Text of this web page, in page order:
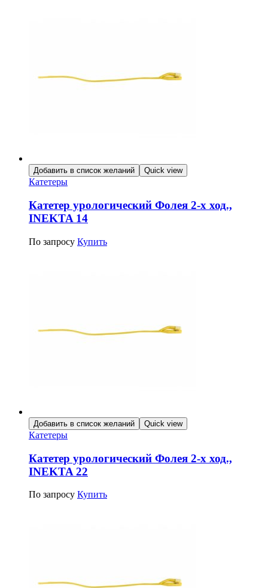
Добавить в список желаний Quick view
Катетеры
Катетер урологический Фолея 2-х ход.,
INEKTA 14
По запросу Купить
Добавить в список желаний Quick view
Катетеры
Катетер урологический Фолея 2-х ход.,
INEKTA 22
По запросу Купить